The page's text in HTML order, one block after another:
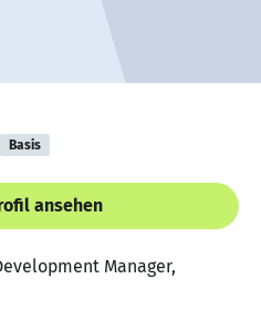
Basis
ansehen
Manager,